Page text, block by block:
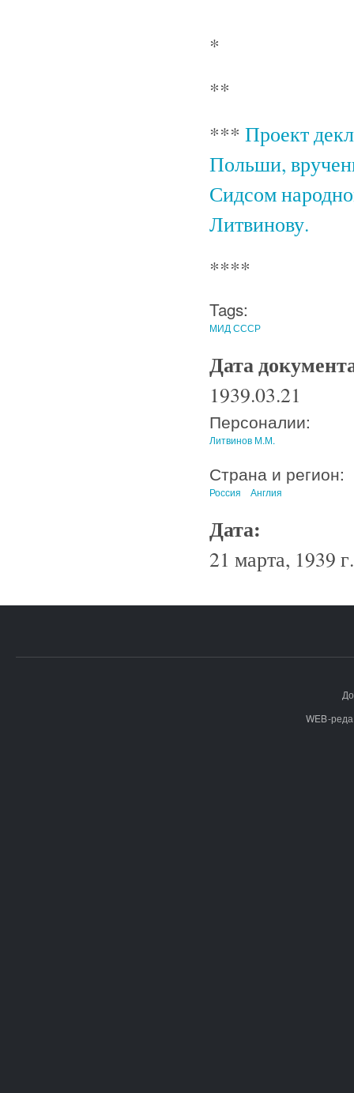
*
**
*** Проект
Польши,
Сидсом
Литвинову.
****
Tags:
МИД СССР
Дата
1939.03.21
Персоналии:
Литвинов М.М.
Страна и регион:
Россия Англия
Дата:
21 марта, 1939 г.
WEB-